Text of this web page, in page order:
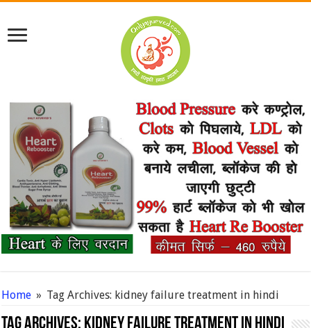
Home » Tag Archives: kidney failure treatment in hindi
Tag Archives: kidney failure treatment in hindi